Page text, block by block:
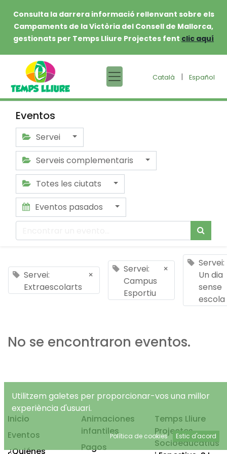
Consulta la darrera informació rellenvant sobre els
Campaments de la Victòria del Consell de Mallorca,
gestionats per Temps Lliure Projectes fent clic aquí
Català | Español
Eventos
Servei
Serveis complementaris
Totes les ciutats
Eventos pasados
Servei:
Extraescolarts
×
Servei:
Campus
Esportiu
×
Servei:
Un dia
sense
escola
No se encontraron eventos.
Inicio
Eventos
¿Quiénes
Animaciones
infantiles
Pagos
Temps Lliure
Projectes
Socioeducatius
Utilitzem galetes per proporcionar-vos una millor
experiència d'usuari.
Política de cookies Estic d'acord